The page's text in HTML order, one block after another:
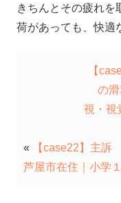
きちんとその疲れを
荷があっても、快適
【
の
視・視
«
【case22】主訴
芦屋市在住｜小学